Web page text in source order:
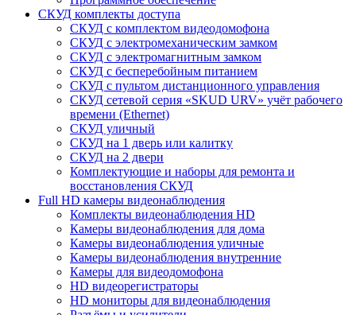
СКУД комплекты доступа
СКУД с комплектом видеодомофона
СКУД с электромеханическим замком
СКУД с электромагнитным замком
СКУД с бесперебойным питанием
СКУД с пультом дистанционного управления
СКУД сетевой серия «SKUD URV» учёт рабочего
времени (Ethernet)
СКУД уличный
СКУД на 1 дверь или калитку
СКУД на 2 двери
Комплектующие и наборы для ремонта и
восстановления СКУД
Full HD камеры видеонаблюдения
Комплекты видеонаблюдения HD
Камеры видеонаблюдения для дома
Камеры видеонаблюдения уличные
Камеры видеонаблюдения внутренние
Камеры для видеодомофона
HD видеорегистраторы
HD мониторы для видеонаблюдения